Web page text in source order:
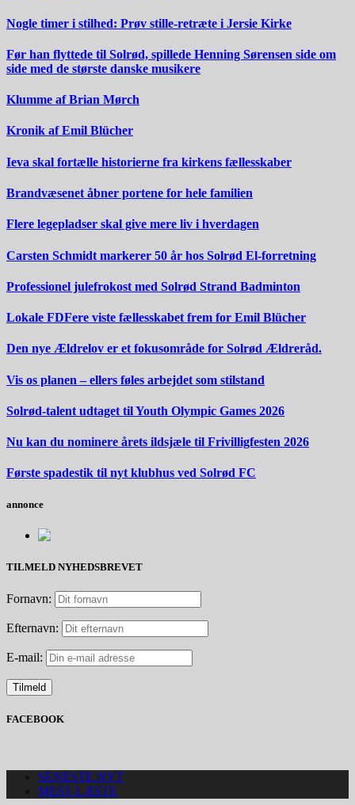
Nogle timer i stilhed: Prøv stille-retræte i Jersie Kirke
Før han flyttede til Solrød, spillede Henning Sørensen side om
side med de største danske musikere
Klumme af Brian Mørch
Kronik af Emil Blücher
Ieva skal fortælle historierne fra kirkens fællesskaber
Brandvæsenet åbner portene for hele familien
Flere legepladser skal give mere liv i hverdagen
Carsten Schmidt markerer 50 år hos Solrød El-forretning
Professionel julefrokost med Solrød Strand Badminton
Lokale FDFere viste fællesskabet frem for Emil Blücher
Den nye Ældrelov er et fokusområde for Solrød Ældreråd.
Vis os planen – ellers føles arbejdet som stilstand
Solrød-talent udtaget til Youth Olympic Games 2026
Nu kan du nominere årets ildsjæle til Frivilligfesten 2026
Første spadestik til nyt klubhus ved Solrød FC
annonce
TILMELD NYHEDSBREVET
Fornavn:
Efternavn:
E-mail:
FACEBOOK
SENESTE NYT
MEST LÆSTE